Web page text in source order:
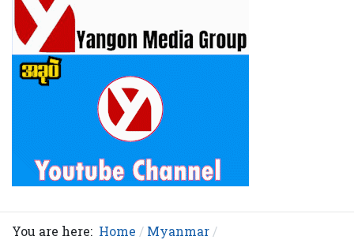
You are here: Home
Myanmar